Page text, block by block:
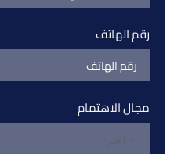
رقم الهاتف
مجال الاهتمام